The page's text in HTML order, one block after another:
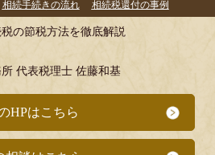
相続手続きの流れ 相続税還付の事例
の節税方法を徹底解説
代表税理士 佐藤和基
HPはこちら